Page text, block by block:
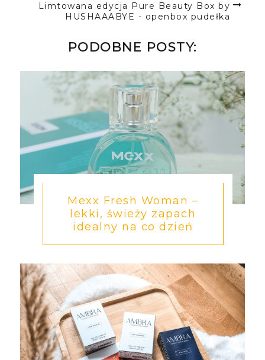
Limtowana edycja Pure Beauty Box by
HUSHAAABYE - openbox pudełka
PODOBNE POSTY:
Mexx Fresh Woman –
lekki, świeży zapach
idealny na co dzień